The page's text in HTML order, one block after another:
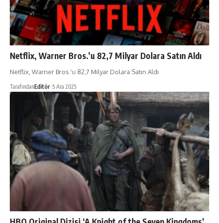
Netflix, Warner Bros.’u 82,7 Milyar Dolara Satın Aldı
Netflix, Warner Bros.'u 82,7 Milyar Dolara Satın Aldı
TarafındanEditör 5 Ara 2025